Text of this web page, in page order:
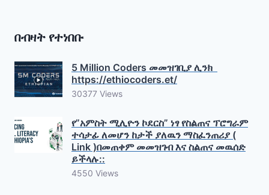
በብዛት የተነበቡ
5 Million Coders መመዝገቢያ ሊንክ
https://ethiocoders.et/
30377 Views
የ”አምስት ሚሊዮን ኮደርስ” ነፃ የስልጠና ፕሮግራም
ተሳታፊ ለመሆን ከታች ያለዉን ማስፈንጠሪያ (
Link )በመጠቀም መመዝገብ እና ስልጠና መዉሰድ
ይችላሉ::
4550 Views